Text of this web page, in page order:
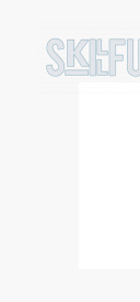
contenuto